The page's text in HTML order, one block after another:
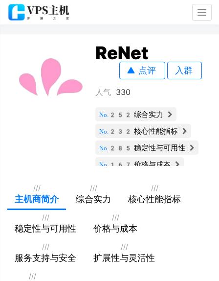
ReNet
点评 入群
人气 330
No.252 综合实力
No.232 核心性能指标
No.285 稳定性与可用性
No.167 价格与成本
No.212扩展性与灵活性
No.247
///
主机商简介
///
综合实力
///
核心性能指标
///
稳定性与可用性
///
价格与成本
///
服务支持与安全
///
扩展性与灵活性
///